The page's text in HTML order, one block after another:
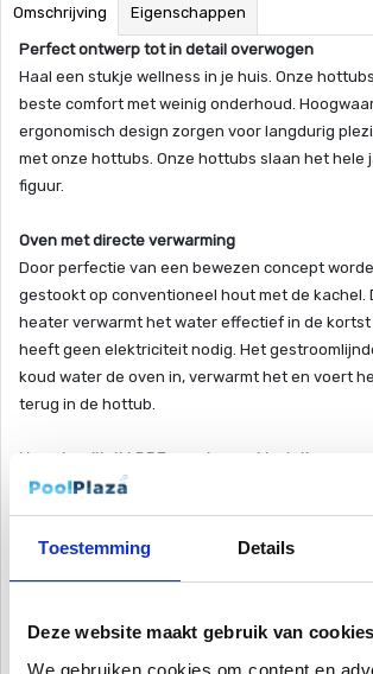
Toestemming Details
Deze website maakt gebruik van cookies
We gebruiken cookies om content en
Omschrijving Eigenschappen
Perfect ontwerp tot in detail overwogen
Haal een stukje wellness in je huis. Onze
beste comfort met weinig onderhoud.
ergonomisch design zorgen voor langdurig
met onze hottubs. Onze hottubs slaan het hele
figuur.
Oven met directe verwarming
Door perfectie van een bewezen concept
gestookt op conventioneel hout met de kachel.
heater verwarmt het water effectief in de kortst
heeft geen elektriciteit nodig. Het
koud water de oven in, verwarmt het en voert
terug in de hottub.
Hoge kwaliteit LDPE wanden met isolatie
Topkwaliteit in alle materialen. We gebruiken
kwaliteit materialen. Dit geldt ook voor onze
LDPE wanden. Deze is ontworpen voor extreme
bijzonder lang op peil blijft.